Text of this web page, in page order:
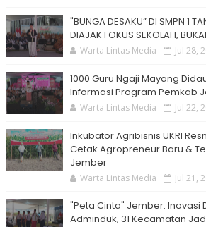
"BUNGA DESAKU” DI SMPN 1
DIAJAK FOKUS SEKOLAH,
Warta Lintas Media Jul 28,
1000 Guru Ngaji Mayang
Informasi Program Pemkab
Warta Lintas Media Jul 22,
Inkubator Agribisnis UKRI
Cetak Agropreneur Baru &
Jember
Warta Lintas Media Jul 21,
"Peta Cinta" Jember: Inovasi
Adminduk, 31 Kecamatan